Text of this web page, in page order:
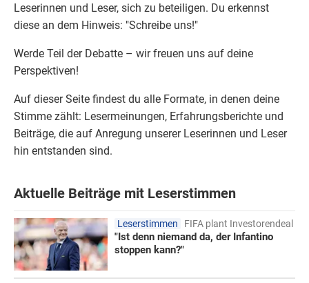
Leserinnen und Leser, sich zu beteiligen. Du erkennst
diese an dem Hinweis: "Schreibe uns!"
Werde Teil der Debatte – wir freuen uns auf deine
Perspektiven!
Auf dieser Seite findest du alle Formate, in denen deine
Stimme zählt: Lesermeinungen, Erfahrungsberichte und
Beiträge, die auf Anregung unserer Leserinnen und Leser
hin entstanden sind.
Aktuelle Beiträge mit Leserstimmen
Leserstimmen FIFA plant Investorendeal
"Ist denn niemand da, der Infantino
stoppen kann?"